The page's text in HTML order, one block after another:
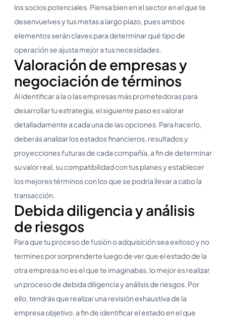
los socios potenciales. Piensa bien en el sector en el que te
desenvuelves y tus metas a largo plazo, pues ambos
elementos serán claves para determinar qué tipo de
operación se ajusta mejor a tus necesidades.
Valoración de empresas y
negociación de términos
Al identificar a la o las empresas más prometedoras para
desarrollar tu estrategia, el siguiente paso es valorar
detalladamente a cada una de las opciones. Para hacerlo,
deberás analizar los estados financieros, resultados y
proyecciones futuras de cada compañía, a fin de determinar
su valor real, su compatibilidad con tus planes y establecer
los mejores términos con los que se podría llevar a cabo la
transacción.
Debida diligencia y análisis
de riesgos
Para que tu proceso de fusión o adquisición sea exitoso y no
termines por sorprenderte luego de ver que el estado de la
otra empresa no es el que te imaginabas, lo mejor es realizar
un proceso de debida diligencia y análisis de riesgos. Por
ello, tendrás que realizar una revisión exhaustiva de la
empresa objetivo, a fin de identificar el estado en el que